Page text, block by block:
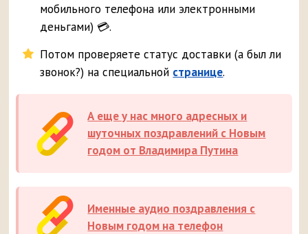
мобильного телефона или электронными
деньгами) 💳.
Потом проверяете статус доставки (а был ли
звонок?) на специальной странице.
А еще у нас много адресных и
шуточных поздравлений с Новым
годом от Владимира Путина
Именные аудио поздравления с
Новым годом на телефон